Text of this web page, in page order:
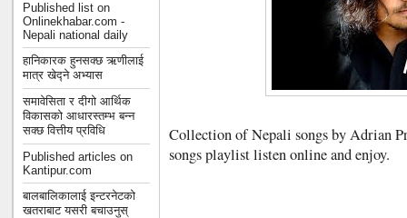
Published list on
Onlinekhabar.com -
Nepali national daily
हानिकारक हुनसक्छ ऋणीलाई
मात्र खेद्ने अभ्यास
समावेसिता र दीगो आर्थिक
विकासको आधारस्तम्भ बन्न
सक्छ वित्तीय प्रविधि
Published articles on
Kantipur.com
बालबालिकालाई इन्टरनेटको
खतराबाट यसरी बचाउनुस्
Collection of Nepali songs by Adrian
songs playlist listen online and enjoy.